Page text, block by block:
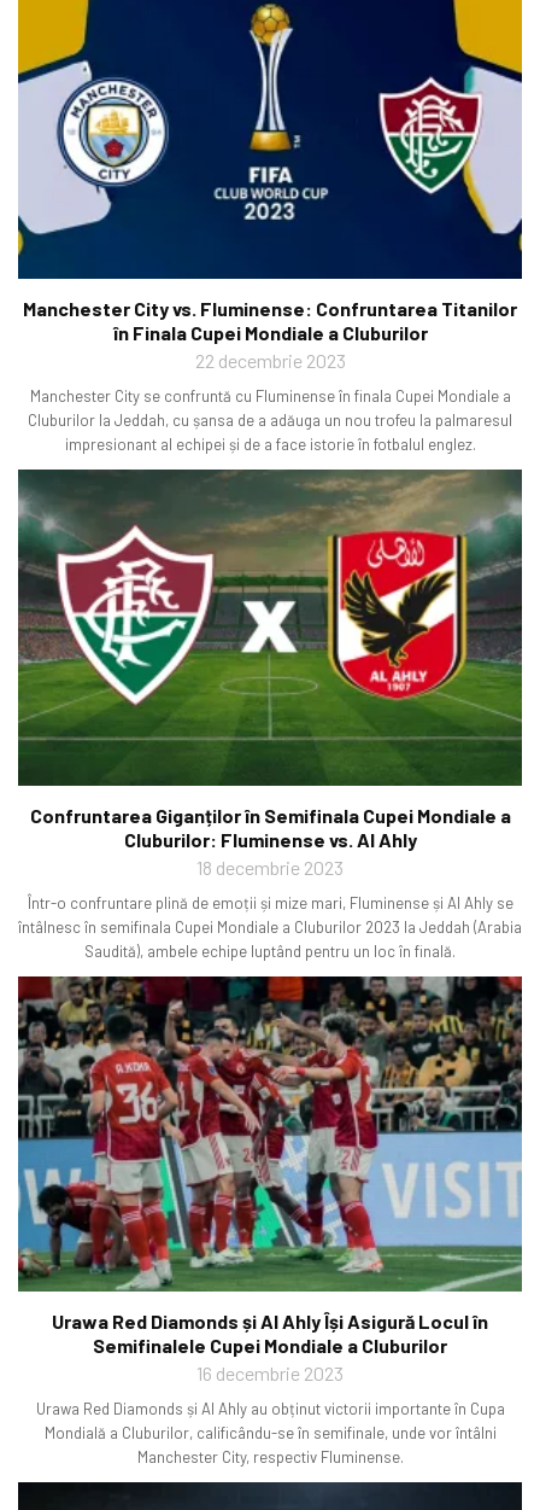
Manchester City vs. Fluminense: Confruntarea Titanilor
în Finala Cupei Mondiale a Cluburilor
22 decembrie 2023
Manchester City se confruntă cu Fluminense în finala Cupei Mondiale a
Cluburilor la Jeddah, cu șansa de a adăuga un nou trofeu la palmaresul
impresionant al echipei și de a face istorie în fotbalul englez.
Confruntarea Giganților în Semifinala Cupei Mondiale a
Cluburilor: Fluminense vs. Al Ahly
18 decembrie 2023
Într-o confruntare plină de emoții și mize mari, Fluminense și Al Ahly se
întâlnesc în semifinala Cupei Mondiale a Cluburilor 2023 la Jeddah (Arabia
Saudită), ambele echipe luptând pentru un loc în finală.
Urawa Red Diamonds și Al Ahly Își Asigură Locul în
Semifinalele Cupei Mondiale a Cluburilor
16 decembrie 2023
Urawa Red Diamonds și Al Ahly au obținut victorii importante în Cupa
Mondială a Cluburilor, calificându-se în semifinale, unde vor întâlni
Manchester City, respectiv Fluminense.